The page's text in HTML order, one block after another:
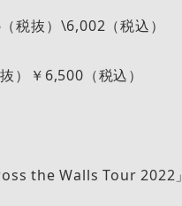
税抜）\6,002（税込）
）￥6,500（税込）
the Walls Tour 2022」